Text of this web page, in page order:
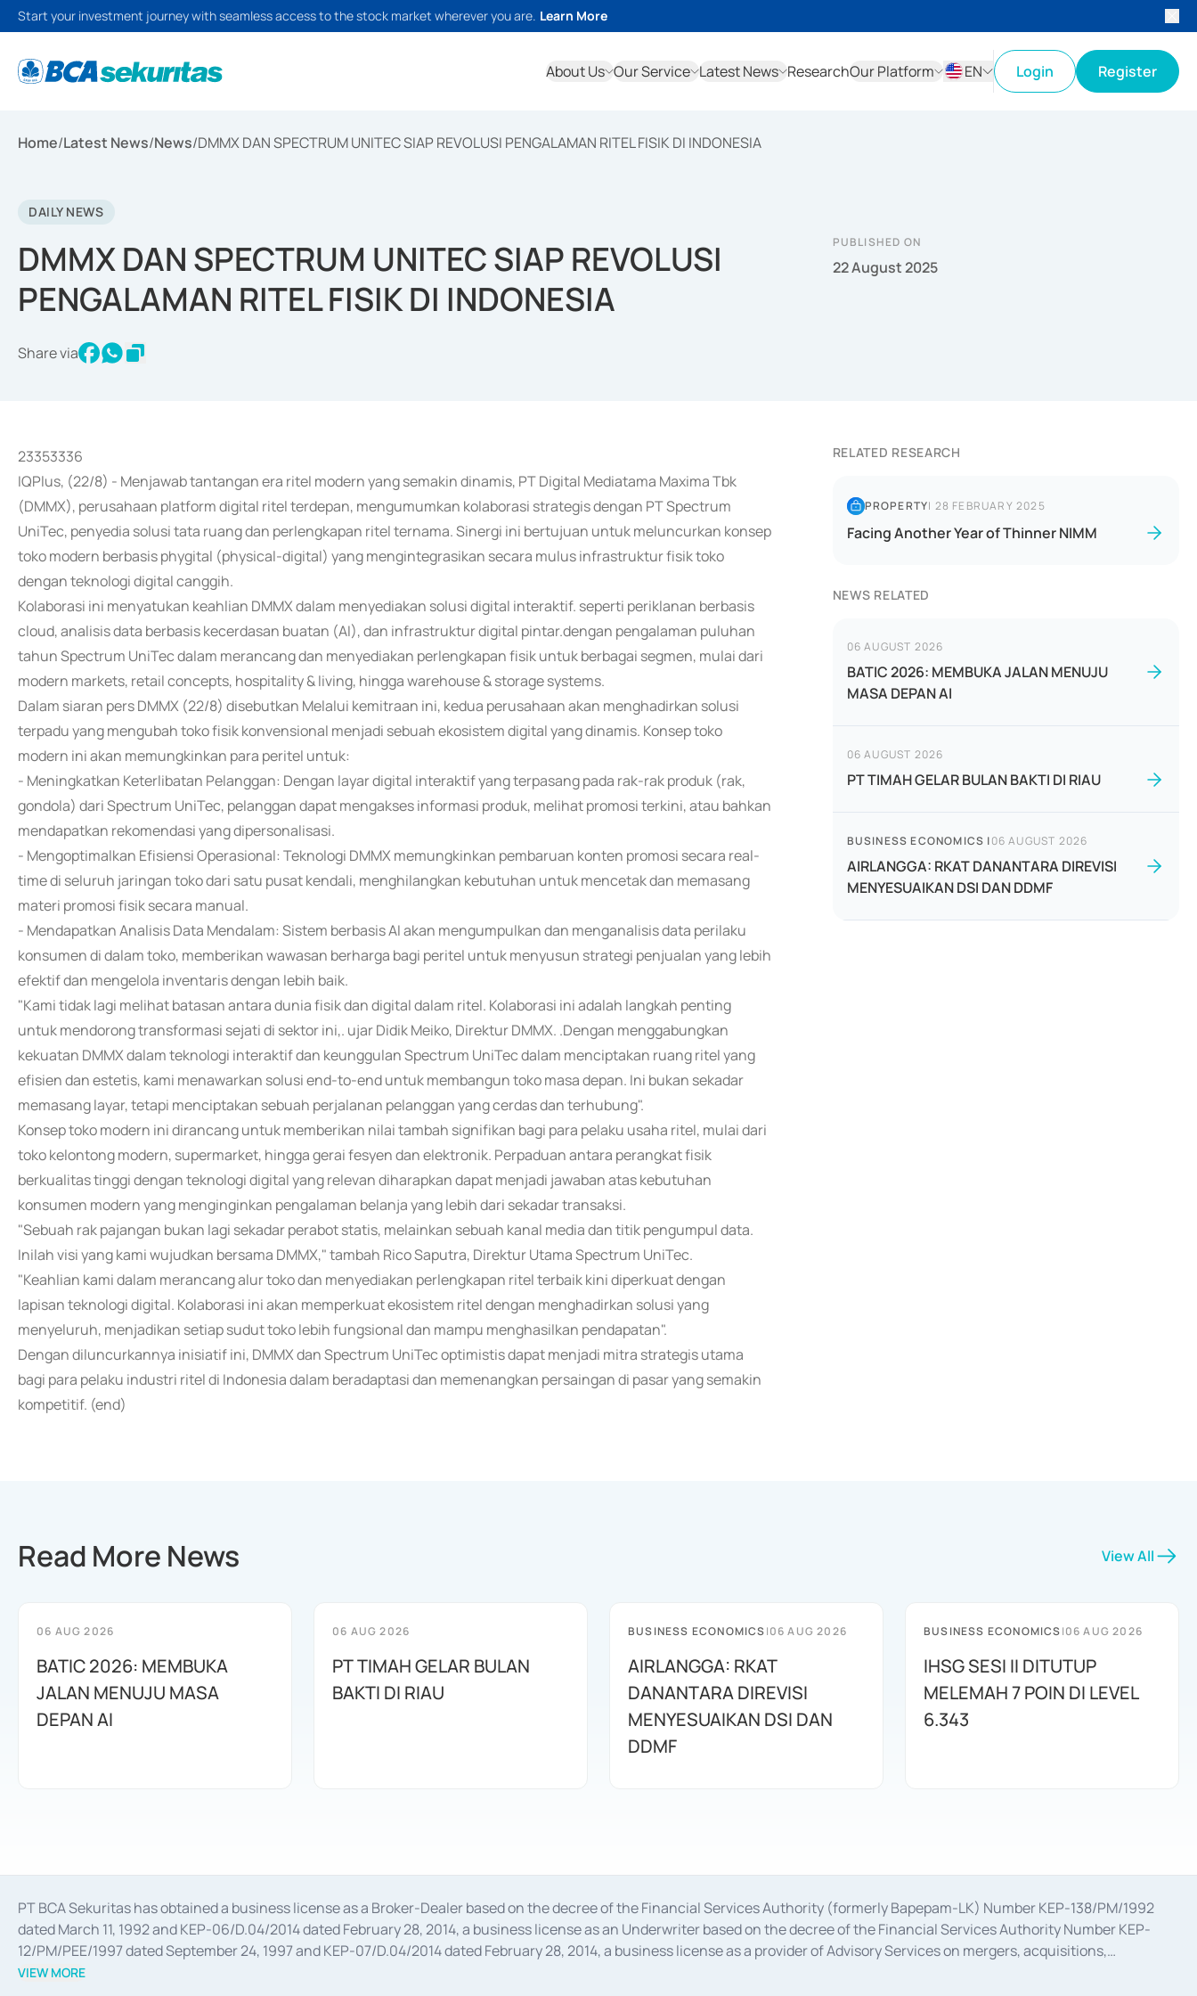
Start your investment journey with seamless access to the stock market wherever you are. Learn More
About Us Our Service Latest News ResearchOur Platform
EN
Login Register
Home/Latest News/News/DMMX DAN SPECTRUM UNITEC SIAP REVOLUSI PENGALAMAN RITEL FISIK DI INDONESIA
DAILY NEWS
DMMX DAN SPECTRUM UNITEC SIAP REVOLUSI
PENGALAMAN RITEL FISIK DI INDONESIA
Share via
PUBLISHED ON
22 August 2025
23353336
IQPlus, (22/8) - Menjawab tantangan era ritel modern yang semakin dinamis, PT Digital Mediatama Maxima Tbk
(DMMX), perusahaan platform digital ritel terdepan, mengumumkan kolaborasi strategis dengan PT Spectrum
UniTec, penyedia solusi tata ruang dan perlengkapan ritel ternama. Sinergi ini bertujuan untuk meluncurkan konsep
toko modern berbasis phygital (physical-digital) yang mengintegrasikan secara mulus infrastruktur fisik toko
dengan teknologi digital canggih.
Kolaborasi ini menyatukan keahlian DMMX dalam menyediakan solusi digital interaktif. seperti periklanan berbasis
cloud, analisis data berbasis kecerdasan buatan (AI), dan infrastruktur digital pintar.dengan pengalaman puluhan
tahun Spectrum UniTec dalam merancang dan menyediakan perlengkapan fisik untuk berbagai segmen, mulai dari
modern markets, retail concepts, hospitality & living, hingga warehouse & storage systems.
Dalam siaran pers DMMX (22/8) disebutkan Melalui kemitraan ini, kedua perusahaan akan menghadirkan solusi
terpadu yang mengubah toko fisik konvensional menjadi sebuah ekosistem digital yang dinamis. Konsep toko
modern ini akan memungkinkan para peritel untuk:
- Meningkatkan Keterlibatan Pelanggan: Dengan layar digital interaktif yang terpasang pada rak-rak produk (rak,
gondola) dari Spectrum UniTec, pelanggan dapat mengakses informasi produk, melihat promosi terkini, atau bahkan
mendapatkan rekomendasi yang dipersonalisasi.
- Mengoptimalkan Efisiensi Operasional: Teknologi DMMX memungkinkan pembaruan konten promosi secara real-
time di seluruh jaringan toko dari satu pusat kendali, menghilangkan kebutuhan untuk mencetak dan memasang
materi promosi fisik secara manual.
- Mendapatkan Analisis Data Mendalam: Sistem berbasis AI akan mengumpulkan dan menganalisis data perilaku
konsumen di dalam toko, memberikan wawasan berharga bagi peritel untuk menyusun strategi penjualan yang lebih
efektif dan mengelola inventaris dengan lebih baik.
"Kami tidak lagi melihat batasan antara dunia fisik dan digital dalam ritel. Kolaborasi ini adalah langkah penting
untuk mendorong transformasi sejati di sektor ini,. ujar Didik Meiko, Direktur DMMX. .Dengan menggabungkan
kekuatan DMMX dalam teknologi interaktif dan keunggulan Spectrum UniTec dalam menciptakan ruang ritel yang
efisien dan estetis, kami menawarkan solusi end-to-end untuk membangun toko masa depan. Ini bukan sekadar
memasang layar, tetapi menciptakan sebuah perjalanan pelanggan yang cerdas dan terhubung".
Konsep toko modern ini dirancang untuk memberikan nilai tambah signifikan bagi para pelaku usaha ritel, mulai dari
toko kelontong modern, supermarket, hingga gerai fesyen dan elektronik. Perpaduan antara perangkat fisik
berkualitas tinggi dengan teknologi digital yang relevan diharapkan dapat menjadi jawaban atas kebutuhan
konsumen modern yang menginginkan pengalaman belanja yang lebih dari sekadar transaksi.
"Sebuah rak pajangan bukan lagi sekadar perabot statis, melainkan sebuah kanal media dan titik pengumpul data.
Inilah visi yang kami wujudkan bersama DMMX," tambah Rico Saputra, Direktur Utama Spectrum UniTec.
"Keahlian kami dalam merancang alur toko dan menyediakan perlengkapan ritel terbaik kini diperkuat dengan
lapisan teknologi digital. Kolaborasi ini akan memperkuat ekosistem ritel dengan menghadirkan solusi yang
menyeluruh, menjadikan setiap sudut toko lebih fungsional dan mampu menghasilkan pendapatan".
Dengan diluncurkannya inisiatif ini, DMMX dan Spectrum UniTec optimistis dapat menjadi mitra strategis utama
bagi para pelaku industri ritel di Indonesia dalam beradaptasi dan memenangkan persaingan di pasar yang semakin
kompetitif. (end)
RELATED RESEARCH
PROPERTY| 28 FEBRUARY 2025
Facing Another Year of Thinner NIMM
NEWS RELATED
06 AUGUST 2026
BATIC 2026: MEMBUKA JALAN MENUJU
MASA DEPAN AI
06 AUGUST 2026
PT TIMAH GELAR BULAN BAKTI DI RIAU
BUSINESS ECONOMICS |06 AUGUST 2026
AIRLANGGA: RKAT DANANTARA DIREVISI
MENYESUAIKAN DSI DAN DDMF
Read More News View All
06 AUG 2026
BATIC 2026: MEMBUKA
JALAN MENUJU MASA
DEPAN AI
06 AUG 2026
PT TIMAH GELAR BULAN
BAKTI DI RIAU
BUSINESS ECONOMICS|06 AUG 2026
AIRLANGGA: RKAT
DANANTARA DIREVISI
MENYESUAIKAN DSI DAN
DDMF
BUSINESS ECONOMICS|06 AUG 2026
IHSG SESI II DITUTUP
MELEMAH 7 POIN DI LEVEL
6.343
PT BCA Sekuritas has obtained a business license as a Broker-Dealer based on the decree of the Financial Services Authority (formerly Bapepam-LK) Number KEP-138/PM/1992
dated March 11, 1992 and KEP-06/D.04/2014 dated February 28, 2014, a business license as an Underwriter based on the decree of the Financial Services Authority Number KEP-
12/PM/PEE/1997 dated September 24, 1997 and KEP-07/D.04/2014 dated February 28, 2014, a business license as a provider of Advisory Services on mergers, acquisitions,
divestments, and joint ventures based on the decree of the Financial Services Authority Number S-67/PM.21/2014 dated February 28, 2014, a business license as a provider of
VIEW MORE